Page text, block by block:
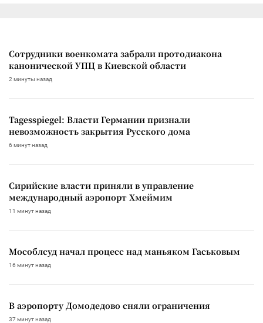
Сотрудники военкомата забрали протодиакона
канонической УПЦ в Киевской области
2 минуты назад
Tagesspiegel: Власти Германии признали
невозможность закрытия Русского дома
6 минут назад
Сирийские власти приняли в управление
международный аэропорт Хмеймим
11 минут назад
Мособлсуд начал процесс над маньяком Гаськовым
16 минут назад
В аэропорту Домодедово сняли ограничения
37 минут назад